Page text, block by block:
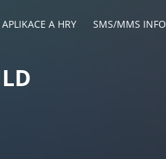
APLIKACE A HRY SMS/MMS INFO